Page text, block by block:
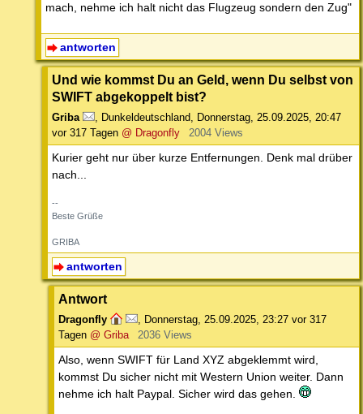
mach, nehme ich halt nicht das Flugzeug sondern den Zug"
antworten
Und wie kommst Du an Geld, wenn Du selbst von
SWIFT abgekoppelt bist?
Griba Dunkeldeutschland
Donnerstag, 25.09.2025, 20:47
vor 317 Tagen @ Dragonfly 2004 Views
Kurier geht nur über kurze Entfernungen. Denk mal drüber
nach...
--
Beste Grüße
GRIBA
antworten
Antwort
Dragonfly Donnerstag, 25.09.2025, 23:27 vor 317
Tagen @ Griba 2036 Views
Also, wenn SWIFT für Land XYZ abgeklemmt wird,
kommst Du sicher nicht mit Western Union weiter. Dann
nehme ich halt Paypal. Sicher wird das gehen.